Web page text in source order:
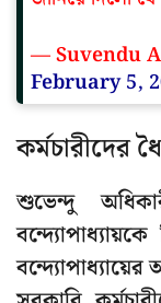
— Suvendu
February 5,
কর্মচারীদের
শুভেন্দু